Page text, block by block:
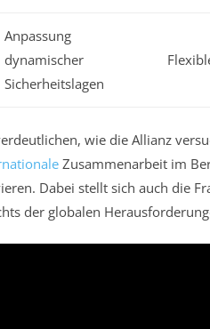
Anpassung
dynamischer
Sicherheitslagen
wie die Allianz
Zusammenarbeit im
Dabei stellt sich auch die
der globalen